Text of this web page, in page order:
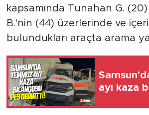
kapsamında Tunahan G.
B.'nin (44) üzerlerinde ve
bulundukları araçta arama
ayı kaza